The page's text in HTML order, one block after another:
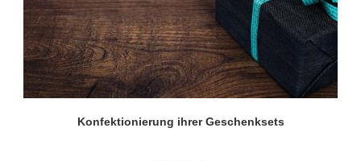
Konfektionierung ihrer Geschenksets